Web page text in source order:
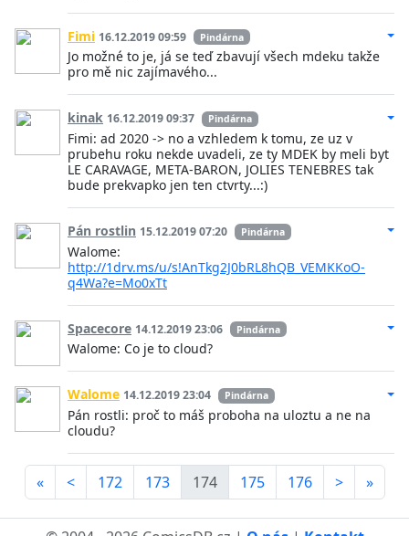
Fimi 16.12.2019 09:59 Pindárna
Jo možné to je, já se teď zbavují všech mdeku takže
pro mě nic zajímavého...
kinak 16.12.2019 09:37 Pindárna
Fimi: ad 2020 -> no a vzhledem k tomu, ze uz v
prubehu roku nekde uvadeli, ze ty MDEK by meli byt
LE CARAVAGE, META-BARON, JOLIES TENEBRES tak
bude prekvapko jen ten ctvrty...:)
Pán rostlin 15.12.2019 07:20 Pindárna
Walome:
http://1drv.ms/u/s!AnTkg2J0bRL8hQB_VEMKKoO-
q4Wa?e=Mo0xTt
Spacecore 14.12.2019 23:06 Pindárna
Walome: Co je to cloud?
Walome 14.12.2019 23:04 Pindárna
Pán rostli: proč to máš proboha na uloztu a ne na
cloudu?
« < 172 173 174 175 176 > »